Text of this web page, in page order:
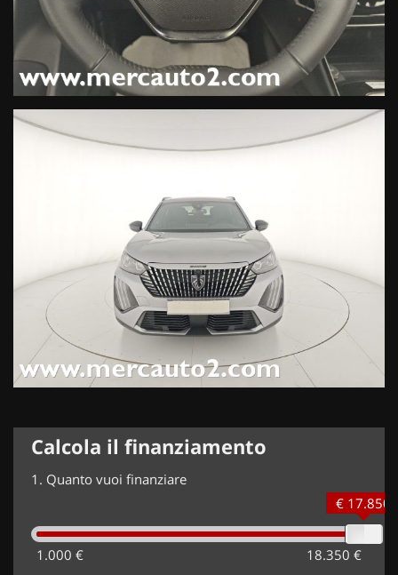
Calcola il finanziamento
1. Quanto vuoi finanziare
1.000 € 18.350 €
€ 17.850